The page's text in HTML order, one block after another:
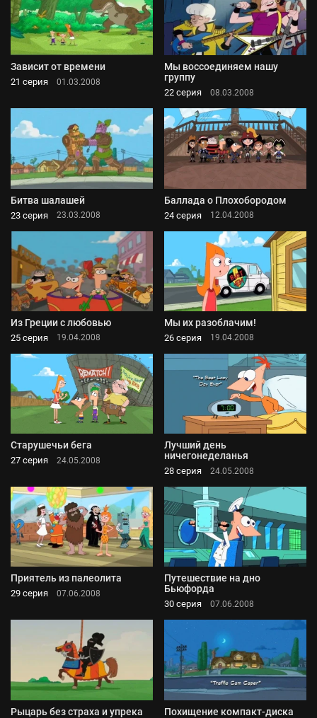
Зависит от времени
21 серия 01.03.2008
Мы воссоединяем нашу
группу
22 серия 08.03.2008
Битва шалашей
23 серия 23.03.2008
Баллада о Плохобородом
24 серия 12.04.2008
Из Греции с любовью
25 серия 19.04.2008
Мы их разоблачим!
26 серия 19.04.2008
Старушечьи бега
27 серия 24.05.2008
Лучший день
ничегонеделанья
28 серия 24.05.2008
Приятель из палеолита
29 серия 07.06.2008
Путешествие на дно
Бьюфорда
30 серия 07.06.2008
Рыцарь без страха и упрека Похищение компакт-диска